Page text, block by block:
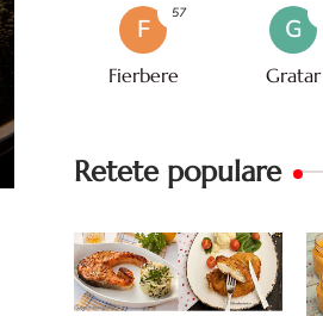
F
Fierbere
57
G
Gratar
Retete populare